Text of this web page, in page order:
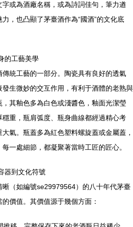
或為酒廠名稱，或為詩詞佳句，筆力遒
，也凸顯了茅臺酒作為“國酒”的文化底
的工藝美學
統工藝的一部分。陶瓷具有良好的透氣
生微妙的交互作用，有利于酒體的老熟與
其釉色多為白色或淺醬色，釉面光潔瑩
重，瓶肩弧度、瓶身曲線都經過精心考
氣。瓶蓋多為紅色塑料螺旋蓋或金屬蓋，
一處細節，都凝聚著當時工匠的匠心。
器到文化符號
（如編號se29979564）的八十年代茅臺
價值。其價值源于幾個方面：